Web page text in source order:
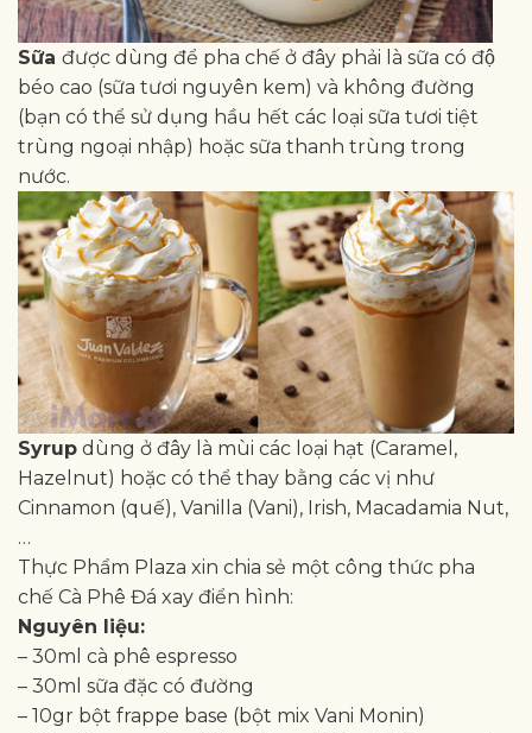
Sữa được dùng để pha chế ở đây phải là sữa có độ
béo cao (sữa tươi nguyên kem) và không đường
(bạn có thể sử dụng hầu hết các loại sữa tươi tiệt
trùng ngoại nhập) hoặc sữa thanh trùng trong
nước.
Syrup dùng ở đây là mùi các loại hạt (Caramel,
Hazelnut) hoặc có thể thay bằng các vị như
Cinnamon (quế), Vanilla (Vani), Irish, Macadamia Nut,
…
Thực Phẩm Plaza xin chia sẻ một công thức pha
chế Cà Phê Đá xay điển hình:
Nguyên liệu:
– 30ml cà phê espresso
– 30ml sữa đặc có đường
– 10gr bột frappe base (bột mix Vani Monin)